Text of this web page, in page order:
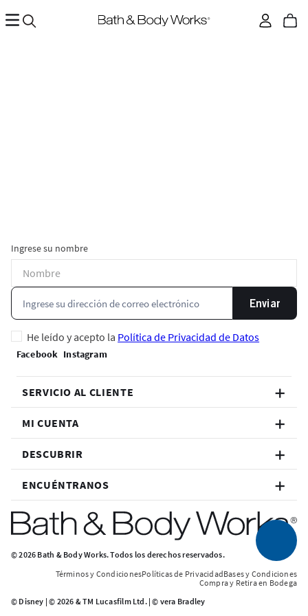
Ingrese su nombre
Enviar
He leído y acepto la Política de Privacidad de Datos
SERVICIO AL CLIENTE
MI CUENTA
DESCUBRIR
ENCUÉNTRANOS
© 2026 Bath & Body Works. Todos los derechos reservados.
Términos y CondicionesPolíticas de PrivacidadBases y Condiciones
Compra y Retira en Bodega
© Disney | © 2026 & TM Lucasfilm Ltd. | © vera Bradley